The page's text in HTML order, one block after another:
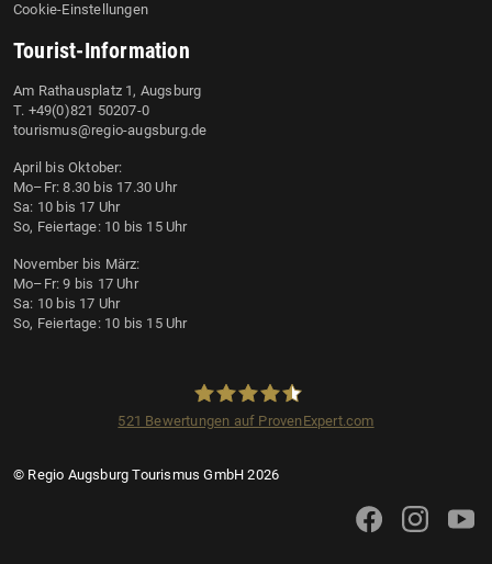
Cookie-Einstellungen
Tourist-Information
Am Rathausplatz 1, Augsburg
T. +49(0)821 50207-0
tourismus@regio-augsburg.de
April bis Oktober:
Mo–Fr: 8.30 bis 17.30 Uhr
Sa: 10 bis 17 Uhr
So, Feiertage: 10 bis 15 Uhr
November bis März:
Mo–Fr: 9 bis 17 Uhr
Sa: 10 bis 17 Uhr
So, Feiertage: 10 bis 15 Uhr
521 Bewertungen auf ProvenExpert.com
© Regio Augsburg Tourismus GmbH 2026
Augsburg
Augsburg Tourismus